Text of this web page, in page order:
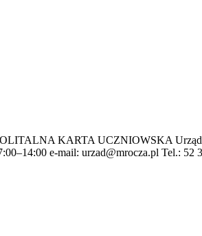
KARTA UCZNIOWSKA Urząd
e-mail: urzad@mrocza.pl Tel.: 52